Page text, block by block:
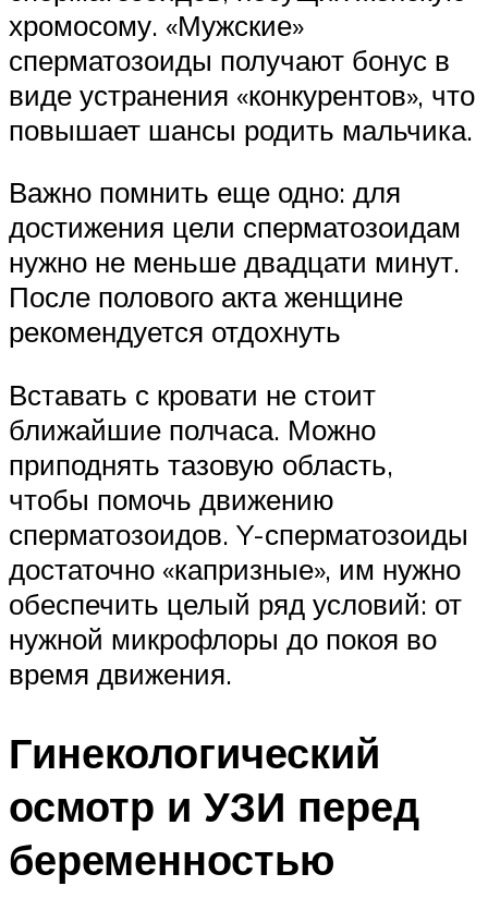
хромосому. «Мужские»
сперматозоиды получают бонус в
виде устранения «конкурентов», что
повышает шансы родить мальчика.
Важно помнить еще одно: для
достижения цели сперматозоидам
нужно не меньше двадцати минут.
После полового акта женщине
рекомендуется отдохнуть
Вставать с кровати не стоит
ближайшие полчаса. Можно
приподнять тазовую область,
чтобы помочь движению
сперматозоидов. Y-сперматозоиды
достаточно «капризные», им нужно
обеспечить целый ряд условий: от
нужной микрофлоры до покоя во
время движения.
Гинекологический
осмотр и УЗИ перед
беременностью